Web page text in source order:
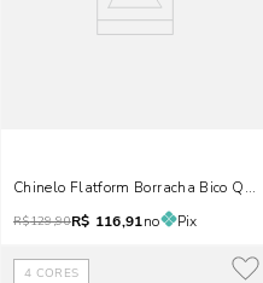
Chinelo Flatform Borracha Bico
R$129,90R$ 116,91no Pix
4 CORES